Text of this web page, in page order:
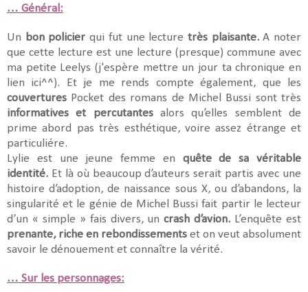
… Général:
Un bon policier qui fut une lecture très plaisante.A noter
que cette lecture est une lecture (presque) commune avec
ma petite Leelys (j'espère mettre un jour ta chronique en
lien ici^^). Et je me rends compte également, que les
couvertures Pocket des romans de Michel Bussi sont très
informatives et percutantesalors qu’elles semblent de
prime abord pas très esthétique, voire assez étrange et
particuliére.
Lylie est une jeune femme en quête de sa véritable
identité. Et là où beaucoup d’auteurs serait partis avec une
histoire d’adoption, de naissance sous X, ou d’abandons, la
singularité et le génie de Michel Bussi fait partir le lecteur
d’un « simple » fais divers, uncrash d’avion. L’enquête est
prenante, riche en rebondissements et on veut absolument
savoir le dénouement et connaître la vérité.
… Sur les personnages: